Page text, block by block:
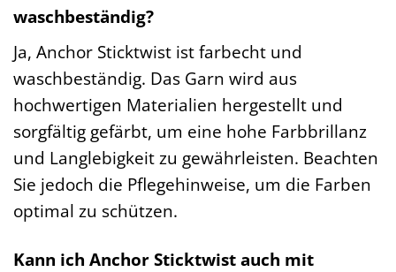
waschbeständig?
Ja, Anchor Sticktwist ist farbecht und
waschbeständig. Das Garn wird aus
hochwertigen Materialien hergestellt und
sorgfältig gefärbt, um eine hohe Farbbrillanz
und Langlebigkeit zu gewährleisten. Beachten
Sie jedoch die Pflegehinweise, um die Farben
optimal zu schützen.
Kann ich Anchor Sticktwist auch mit